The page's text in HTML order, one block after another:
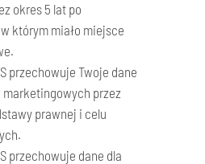
okres 5 lat po
którym miało miejsce
przechowuje Twoje dane
marketingowych przez
prawnej i celu
przechowuje dane dla